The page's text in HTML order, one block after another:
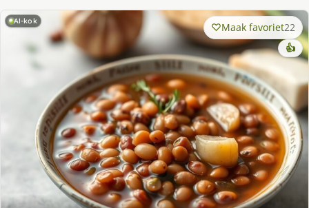
AI-kok Maak favoriet22
👍